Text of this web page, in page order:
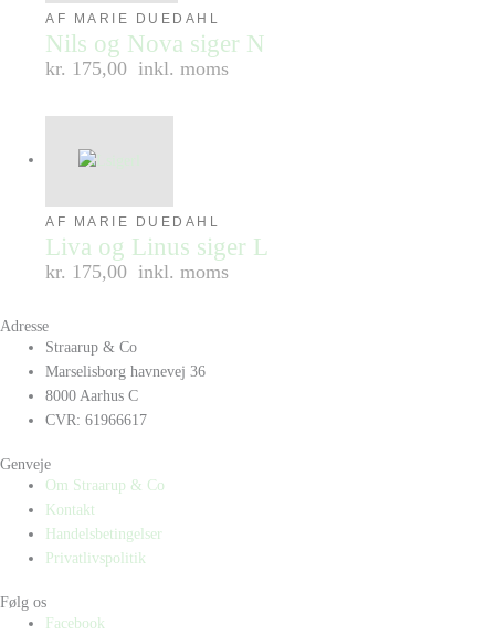
AF MARIE DUEDAHL
Nils og Nova siger N
kr. 175,00 inkl. moms
AF MARIE DUEDAHL
Liva og Linus siger L
kr. 175,00 inkl. moms
Adresse
Straarup & Co
Marselisborg havnevej 36
8000 Aarhus C
CVR: 61966617
Genveje
Om Straarup & Co
Kontakt
Handelsbetingelser
Privatlivspolitik
Følg os
Facebook